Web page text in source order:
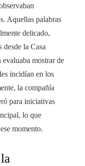
Aquellas palabras
delicado,
la Casa
evaluaba mostrar de
incidían en los
la compañía
para iniciativas
lo que
momento.